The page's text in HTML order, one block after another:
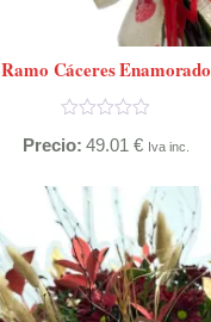
Ramo Cáceres Enamorado
Precio: 49.01€ Iva inc.